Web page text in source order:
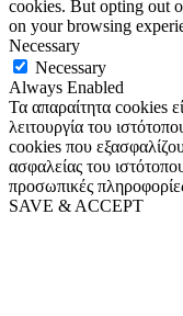
cookies. But opting out
on your browsing
Necessary
Necessary
Always Enabled
Τα απαραίτητα cookies
λειτουργία του
cookies που
ασφαλείας του
προσωπικές
SAVE & ACCEPT